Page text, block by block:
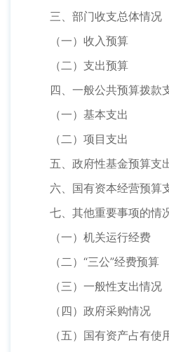
三、部门收支总体情况
（一）收入预算
（二）支出预算
四、一般公共预算拨款
（一）基本支出
（二）项目支出
五、政府性基金预算支
六、国有资本经营预算
七、其他重要事项的情
（一）机关运行经费
（二）“三公”经费预算
（三）一般性支出情况
（四）政府采购情况
（五）国有资产占有使